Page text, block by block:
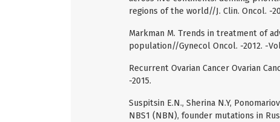
regions of the world//J. Clin. Oncol. -
Markman M. Trends in treatment of
population//Gynecol Oncol. -2012. -
Recurrent Ovarian Cancer Ovarian
-2015.
Suspitsin E.N., Sherina N.Y,
NBS1 (NBN), founder mutations in